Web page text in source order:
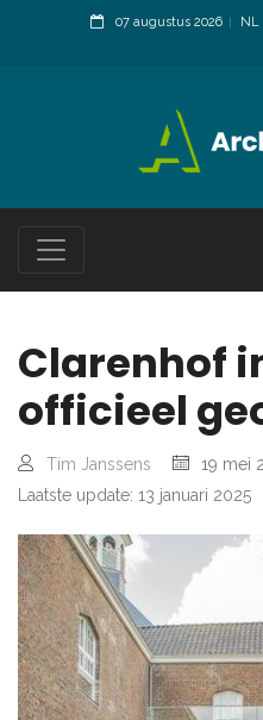
07 augustus 2026 NL
Clarenhof
officieel
Tim Janssens
19 mei
Laatste update: 13 januari 2025